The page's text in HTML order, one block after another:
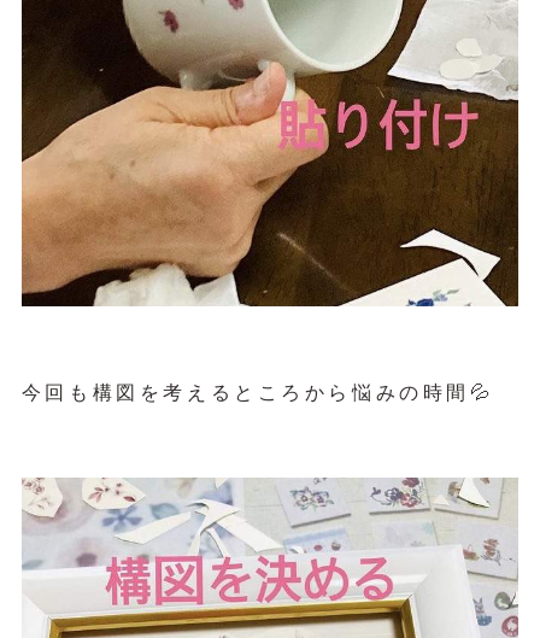
今回も構図を考えるところから悩みの時間💦